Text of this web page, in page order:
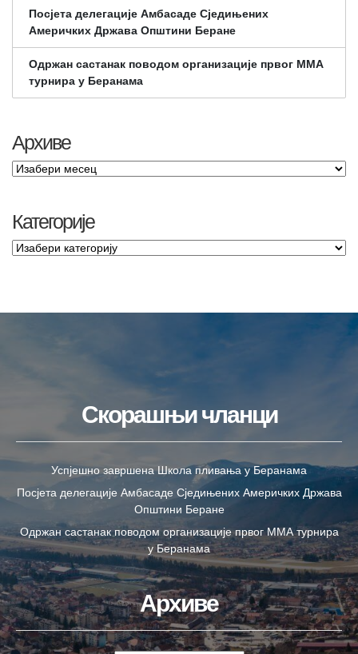
Посјета делегације Амбасаде Сједињених
Америчких Држава Општини Беране
Одржан састанак поводом организације првог ММА
турнира у Беранама
Архиве
Категорије
Скорашњи чланци
Успјешно завршена Школа пливања у Беранама
Посјета делегације Амбасаде Сједињених Америчких Држава
Општини Беране
Одржан састанак поводом организације првог ММА турнира
у Беранама
Архиве